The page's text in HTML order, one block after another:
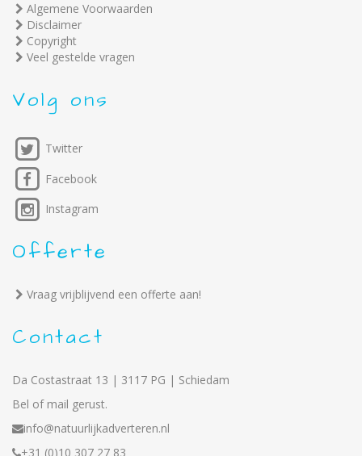
Algemene Voorwaarden
Disclaimer
Copyright
Veel gestelde vragen
Volg ons
Twitter
Facebook
Instagram
Offerte
Vraag vrijblijvend een offerte aan!
Contact
Da Costastraat 13 | 3117 PG | Schiedam
Bel of mail gerust.
info@natuurlijkadverteren.nl
+31 (0)10 307 27 83